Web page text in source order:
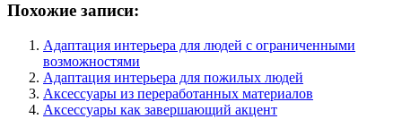
Похожие записи:
Адаптация интерьера для людей с ограниченными
возможностями
Адаптация интерьера для пожилых людей
Аксессуары из переработанных материалов
Аксессуары как завершающий акцент